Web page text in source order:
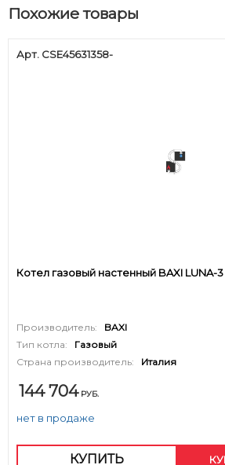
Похожие товары
Арт. CSE45631358-
Котел газовый настенный BAXI LUNA-
Производитель:
BAXI
Тип котла:
Газовый
Страна производитель:
Италия
144 704 РУБ.
нет в продаже
КУПИТЬ